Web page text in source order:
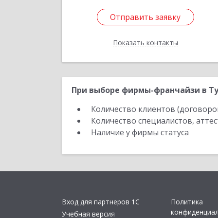
Отправить заявку
Показать контакты
Отправить заявку
Назад
При выборе фирмы-франчайзи в
Количество клиентов
Количество специалистов,
Наличие у фирмы статуса
Вход для партнеров 1С
Учебная версия
Политика